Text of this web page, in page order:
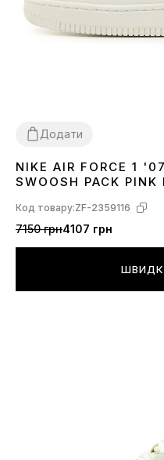
Додати
3637 38 39 4041
NIKE AIR FORCE 1
SWOOSH PACK PINK
Код товару:ZF-2359116
7150 грн4107 грн